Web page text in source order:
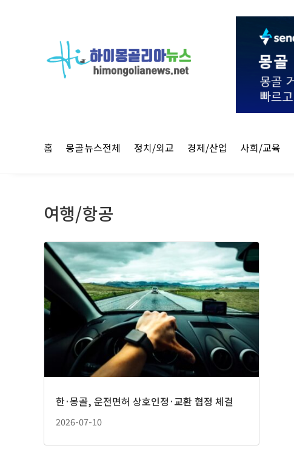
홈 몽골뉴스전체 정치/외교 경제/산업 사회/교육
여행/항공
한·몽골, 운전면허 상호인정·교환 협정 체결
2026-07-10